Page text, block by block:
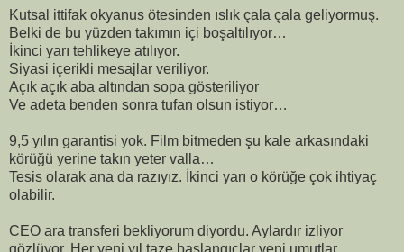
Kutsal ittifak okyanus ötesinden ıslık çala çala geliyormuş.
Belki de bu yüzden takımın içi boşaltılıyor…
İkinci yarı tehlikeye atılıyor.
Siyasi içerikli mesajlar veriliyor.
Açık açık aba altından sopa gösteriliyor
Ve adeta benden sonra tufan olsun istiyor…
9,5 yılın garantisi yok. Film bitmeden şu kale arkasındaki
körüğü yerine takın yeter valla…
Tesis olarak ana da razıyız. İkinci yarı o körüğe çok ihtiyaç
olabilir.
CEO ara transferi bekliyorum diyordu. Aylardır izliyor
gözlüyor. Her yeni yıl taze başlangıçlar yeni umutlar